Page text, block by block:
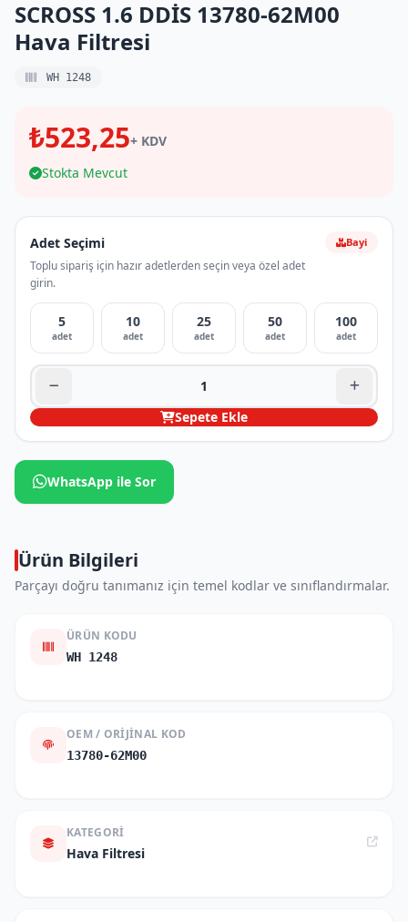
SCROSS 1.6 DDİS 13780-62M00
Hava Filtresi
WH 1248
₺523,25+ KDV
Stokta Mevcut
Adet Seçimi
Toplu sipariş için hazır adetlerden seçin veya özel adet
girin.
Bayi
5
adet
10
adet
25
adet
50
adet
100
adet
Sepete Ekle
WhatsApp ile Sor
Ürün Bilgileri
Parçayı doğru tanımanız için temel kodlar ve sınıflandırmalar.
ÜRÜN KODU
WH 1248
OEM / ORIJINAL KOD
13780-62M00
KATEGORI
Hava Filtresi